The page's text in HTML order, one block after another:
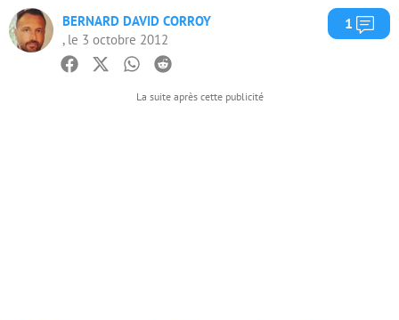
BERNARD DAVID CORROY
, le 3 octobre 2012
1
Facebook
TwitterWhatsapp
Reddit